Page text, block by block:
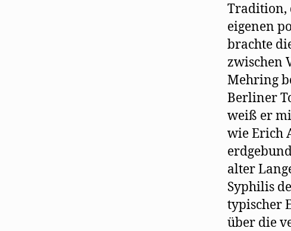
Tradition,
eigenen
brachte
zwischen
Mehring
Berliner
weiß er
wie Erich
alter
Syphilis
typischer
über die